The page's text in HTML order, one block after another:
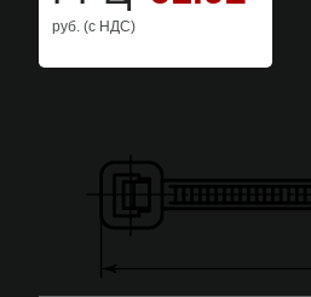
руб. (с НДС)